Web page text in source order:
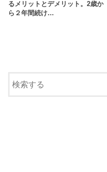
るメリットとデメリット。2歳か
ら２年間続け…